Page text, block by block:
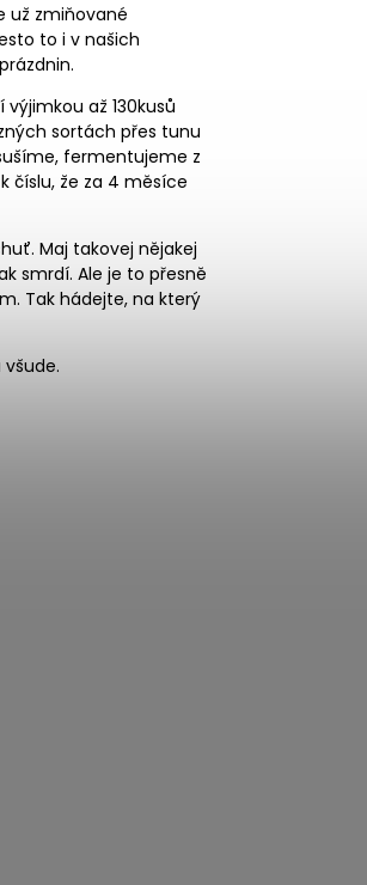
už zmiňované
to i v našich
až 130kusů
sortách přes tunu
fermentujeme z
číslu, že za 4 měsíce
Maj takovej nějakej
smrdí. Ale je to přesně
Tak hádejte, na který